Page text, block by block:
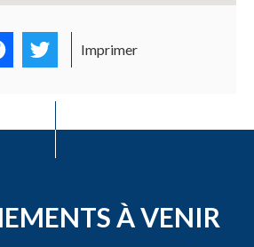
FacebookTwitter
Imprimer
À VENIR